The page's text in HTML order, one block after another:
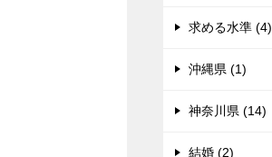
求める水準 (4)
沖縄県 (1)
神奈川県 (14)
結婚 (2)